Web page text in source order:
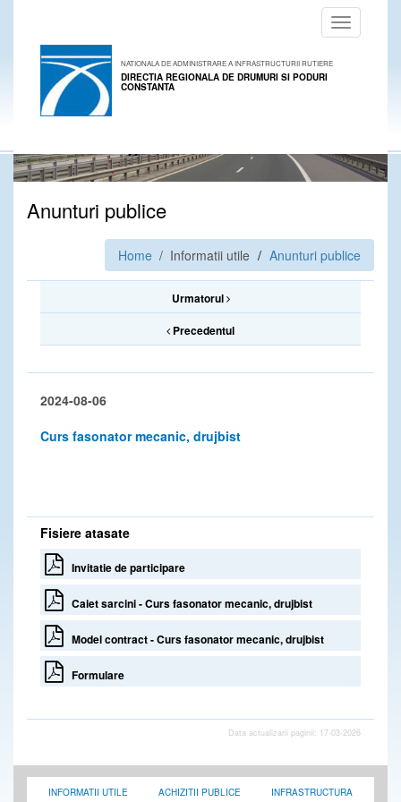
Toggle
navigation
NATIONALA DE ADMINISTRARE A INFRASTRUCTURII RUTIERE
DIRECTIA REGIONALA DE DRUMURI SI PODURI
CONSTANTA
Anunturi publice
Home / Informatii utile Anunturi publice
Urmatorul
Precedentul
2024-08-06
Curs fasonator mecanic, drujbist
Fisiere atasate
Invitatie de participare
Caiet sarcini - Curs fasonator mecanic, drujbist
Model contract - Curs fasonator mecanic, drujbist
Formulare
Data actualizarii paginii: 17-03-2026
INFORMATII UTILE ACHIZITII PUBLICE INFRASTRUCTURA